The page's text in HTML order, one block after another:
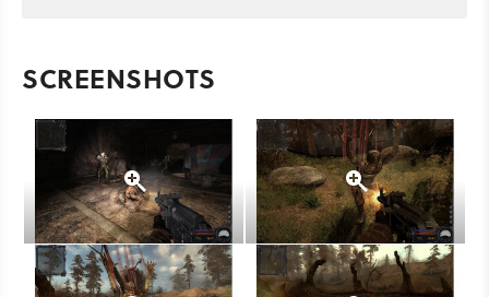
SCREENSHOTS